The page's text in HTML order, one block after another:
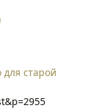
старой